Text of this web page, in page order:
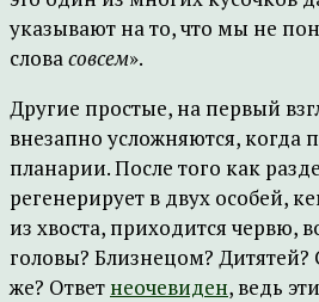
указывают на то, что мы не
словасовсем».
Другие простые, на первый
внезапно усложняются, когда
планарии. После того как
регенерирует в двух особей,
из хвоста, приходится червю,
головы? Близнецом?
же? Ответ неочевиден, ведь